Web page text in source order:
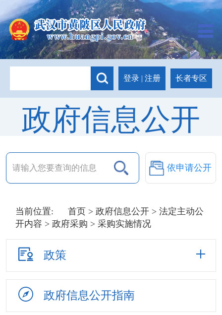
登录 | 注册 长者专区
政府信息公开
依申请公开
当前位置: 首页 > 政府信息公开> 法定主动公
开内容 >政府采购 > 采购实施情况
政策
政府信息公开指南